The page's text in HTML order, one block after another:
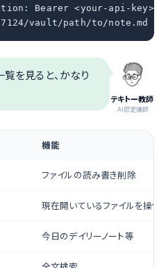
Bearer <your-api-key>"
vault/path/to/note.md
テキトー教師
.AI認定講師
を見ると、かなり
機能
ファイルの読み書き削除
現在開いているファイルを操作
今日のデイリーノート等